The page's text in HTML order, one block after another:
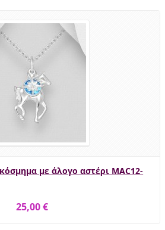
με άλογο αστέρι MAC12-
25,00 €